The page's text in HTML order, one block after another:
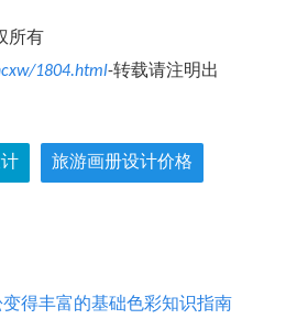
所有
1804.html-转载请注明出
旅游画册设计价格
得丰富的基础色彩知识指南